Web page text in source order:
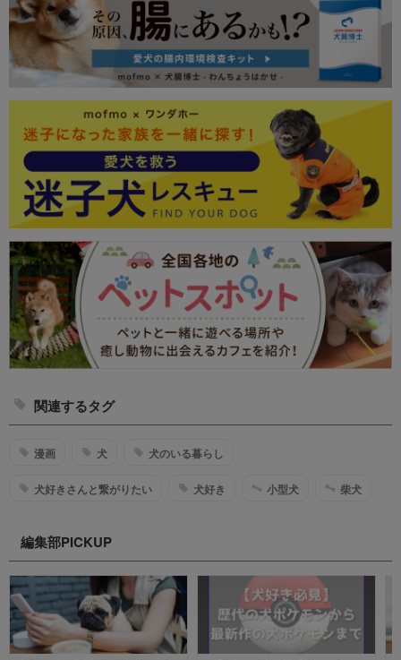
関連するタグ
漫画 犬 犬のいる暮らし
犬好きさんと繋がりたい 犬好き 小型犬 柴犬
編集部PICKUP